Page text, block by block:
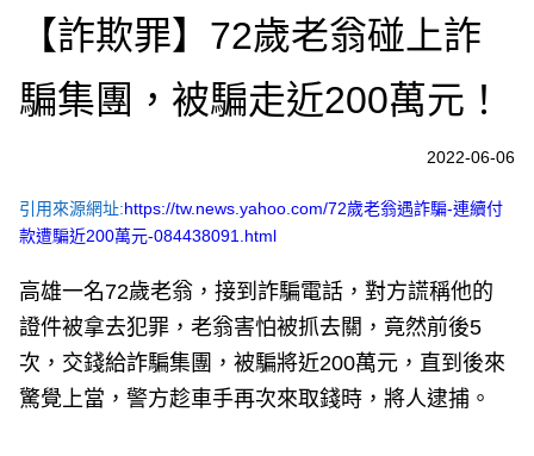
【詐欺罪】72歲老翁碰上詐
騙集團，被騙走近200萬元！
2022-06-06
引用來源網址:https://tw.news.yahoo.com/72歲老翁遇詐騙-連續付
款遭騙近200萬元-084438091.html
高雄一名72歲老翁，接到詐騙電話，對方謊稱他的
證件被拿去犯罪，老翁害怕被抓去關，竟然前後5
次，交錢給詐騙集團，被騙將近200萬元，直到後來
驚覺上當，警方趁車手再次來取錢時，將人逮捕。